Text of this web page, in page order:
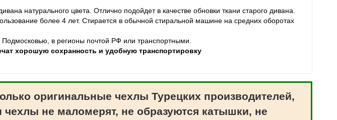
натурального цвета. Отлично подойдет в качестве обновки ткани старого дивана.
более 4 лет. Стирается в обычной стиральной машине на средних оборотах
в регионы почтой РФ или транспортными.
хорошую сохранность и удобную транспортировку
оригинальные чехлы Турецких производителей,
чехлы не маломерят, не образуются катышки, не